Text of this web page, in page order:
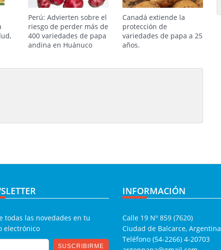
Perú: Advierten sobre el
riesgo de perder más de
400 variedades de papa
andina en Huánuco
Canadá extiende la
protección de
variedades de papa a 25
años.
todas las novedades en tu
electrónico
INFORMACIÓN
Calle 19 Nº 859 (7620)
Ciudad de Balcarce, Argentina
Teléfono (54-2266) 4-20703